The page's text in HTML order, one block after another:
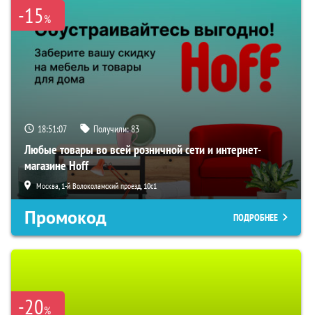
-15%
18:51:07 Получили:83
Любые товары во всей розничной сети и интернет-
магазине Hoff
Москва, 1-й Волоколамский проезд, 10с1
Промокод ПОДРОБНЕЕ
-20%